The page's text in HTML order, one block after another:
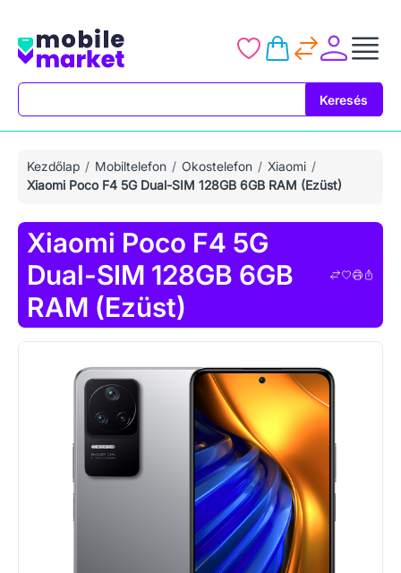
Keresés
Kezdőlap Mobiltelefon Okostelefon
Xiaomi
Xiaomi Poco F4 5G Dual-SIM 128GB 6GB RAM (Ezüst)
Xiaomi Poco F4 5G
Dual-SIM 128GB 6GB
RAM (Ezüst)